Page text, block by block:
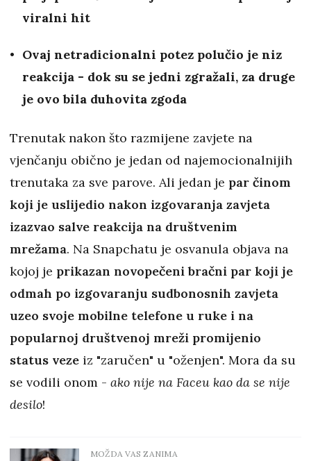
viralni hit
Ovaj netradicionalni potez polučio je niz
reakcija - dok su se jedni zgražali, za druge
je ovo bila duhovita zgoda
Trenutak nakon što razmijene zavjete na
vjenčanju obično je jedan od najemocionalnijih
trenutaka za sve parove. Ali jedan je par činom
koji je uslijedio nakon izgovaranja zavjeta
izazvao salve reakcija na društvenim
mrežama. Na Snapchatu je osvanula objava na
kojoj je prikazan novopečeni bračni par koji je
odmah po izgovaranju sudbonosnih zavjeta
uzeo svoje mobilne telefone u ruke i na
popularnoj društvenoj mreži promijenio
status veze iz "zaručen" u "oženjen". Mora da su
se vodili onom - ako nije na Faceu kao da se nije
desilo!
MOŽDA VAS ZANIMA